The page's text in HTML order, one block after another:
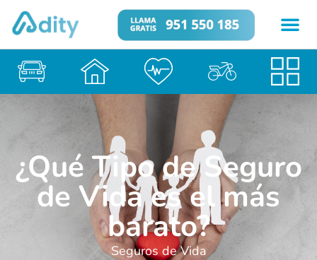
¿Qué Tipo de Seguro
de Vida es el más
barato?
Seguros de Vida